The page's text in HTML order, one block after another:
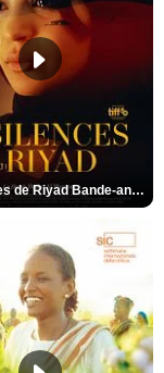
Les Silences de Riyad Bande-annonce VO STFR